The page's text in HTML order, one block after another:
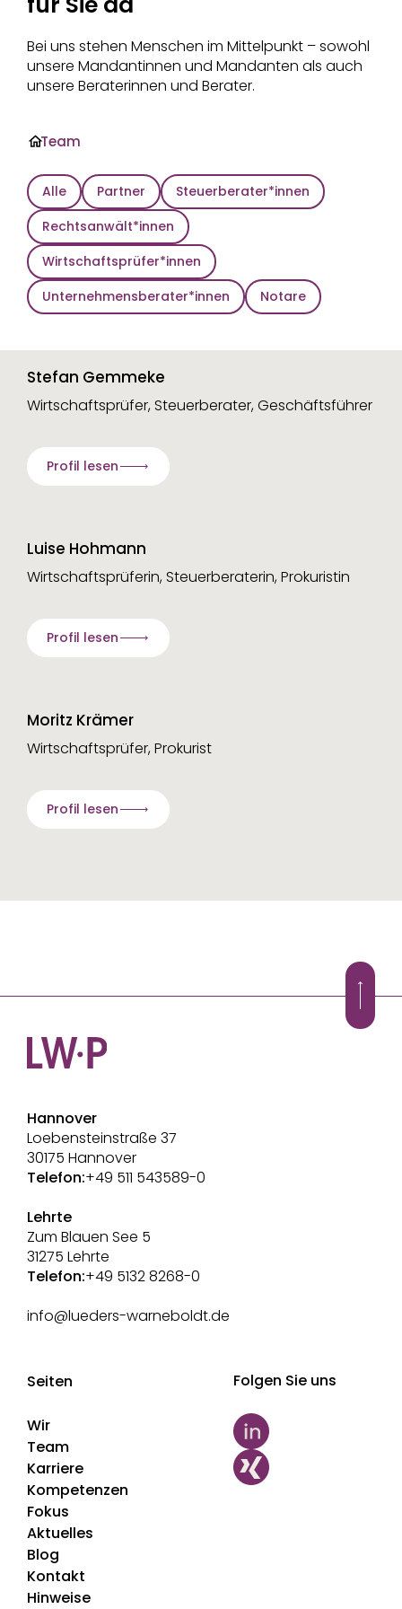
Bei uns stehen Menschen im Mittelpunkt – sowohl
unsere Mandantinnen und Mandanten als auch
unsere Beraterinnen und Berater.
·Team
Alle Partner
Steuerberater*innen
Rechtsanwält*innen
Wirtschaftsprüfer*innen
Unternehmensberater*innen
Notare
Stefan Gemmeke
Wirtschaftsprüfer, Steuerberater, Geschäftsführer
Profil lesen
Luise Hohmann
Wirtschaftsprüferin, Steuerberaterin, Prokuristin
Profil lesen
Moritz Krämer
Wirtschaftsprüfer, Prokurist
Profil lesen
Hannover
Loebensteinstraße 37
30175 Hannover
Telefon:+49 511 543589-0
Lehrte
Zum Blauen See 5
31275 Lehrte
Telefon:+49 5132 8268-0
info@lueders-warneboldt.de
Seiten
Wir
Team
Karriere
Kompetenzen
Fokus
Aktuelles
Blog
Kontakt
Folgen Sie uns
Hinweise